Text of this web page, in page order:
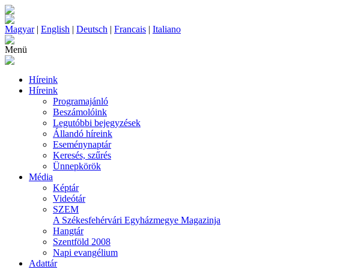
Magyar| English | Deutsch | Francais | Italiano
Menü
Híreink
Híreink
Programajánló
Beszámolóink
Legutóbbi bejegyzések
Állandó híreink
Eseménynaptár
Keresés, szűrés
Ünnepkörök
Média
Képtár
Videótár
SZEM
A Székesfehérvári Egyházmegye Magazinja
Hangtár
Szentföld 2008
Napi evangélium
Adattár